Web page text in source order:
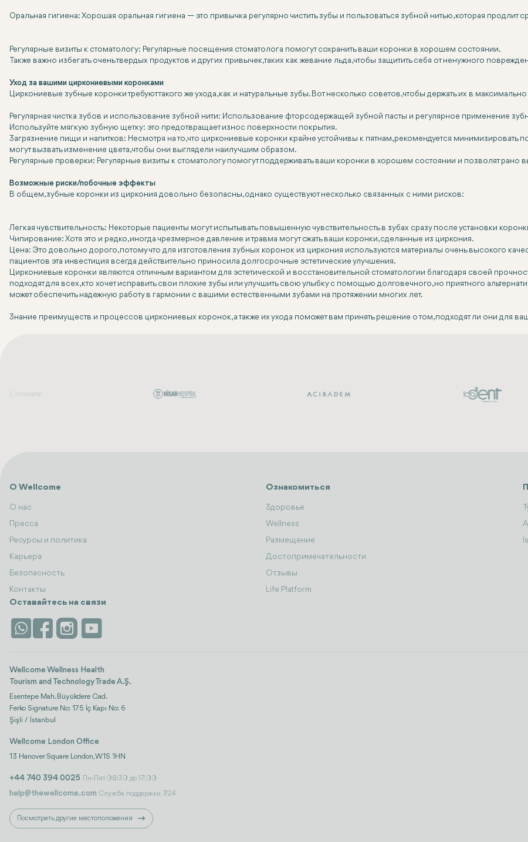
Оральная гигиена: Хорошая оральная гигиена — это привычка регулярно чистить зубы и пользоваться зубной нитью, которая
Регулярные визиты к стоматологу: Регулярные посещения стоматолога помогут сохранить ваши коронки в хорошем состоянии.
Также важно избегать очень твердых продуктов и других привычек, таких как жевание льда, чтобы защитить себя от ненужного
Уход за вашими циркониевыми коронками
Циркониевые зубные коронки требуют такого же ухода, как и натуральные зубы. Вот несколько советов, чтобы держать их в
Регулярная чистка зубов и использование зубной нити: Использование фторсодержащей зубной пасты и регулярное применение
Используйте мягкую зубную щетку: это предотвращает износ поверхности покрытия.
Загрязнение пищи и напитков: Несмотря на то, что циркониевые коронки крайне устойчивы к пятнам, рекомендуется минимизировать
могут вызвать изменение цвета, чтобы они выглядели наилучшим образом.
Регулярные проверки: Регулярные визиты к стоматологу помогут поддерживать ваши коронки в хорошем состоянии и позволят
Возможные риски/побочные эффекты
В общем, зубные коронки из циркония довольно безопасны, однако существуют несколько связанных с ними рисков:
Легкая чувствительность: Некоторые пациенты могут испытывать повышенную чувствительность в зубах сразу после установки
Чипирование: Хотя это и редко, иногда чрезмерное давление и травма могут сжать ваши коронки, сделанные из циркония.
Цена: Это довольно дорого, потому что для изготовления зубных коронок из циркония используются материалы очень высокого
пациентов эта инвестиция всегда действительно приносила долгосрочные эстетические улучшения.
Циркониевые коронки являются отличным вариантом для эстетической и восстановительной стоматологии благодаря своей
подходят для всех, кто хочет исправить свои плохие зубы или улучшить свою улыбку с помощью долговечного, но приятного
может обеспечить надежную работу в гармонии с вашими естественными зубами на протяжении многих лет.
Знание преимуществ и процессов циркониевых коронок, а также их ухода поможет вам принять решение о том, подходят ли они для
О Wellcome
О нас
Пресса
Ресурсы и политика
Карьера
Безопасность
Контакты
Ознакомиться
Здоровье
Wellness
Размещение
Достопримечательности
Отзывы
Life Platform
Оставайтесь на связи
Wellcome Wellness Health
Tourism and Technology Trade A.Ş.
Esentepe Mah. Büyükdere Cad.
Ferko Signature No: 175 İç Kapı No: 6
Şişli / İstanbul
Wellcome London Office
13 Hanover Square London, W1S 1HN
+44 740 394 0025 Пн-Пят 08:30 до 17:00
help@thewellcome.com Служба поддержки 7/24
Посмотреть другие местоположения